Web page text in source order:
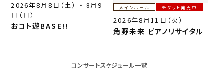
2026年8月8日（土） ・ 8月9
日（日）
おコト遊BASE!!
メインホール チケット発売中
2026年8月11日（火）
角野未来 ピアノリサイタル
コンサートスケジュール一覧